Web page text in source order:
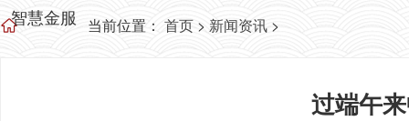
智慧金服
当前位置： 首页 > 新闻资讯 >
过端午